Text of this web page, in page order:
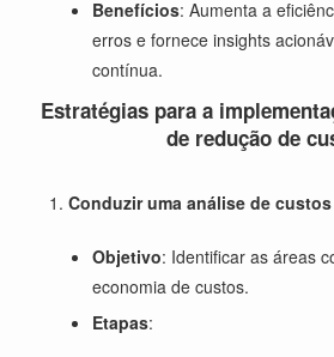
Benefícios: Aumenta a
erros e fornece insights
contínua.
Estratégias para a
de redução de
Conduzir uma análise de custos
Objetivo: Identificar as áreas
economia de custos.
Etapas: